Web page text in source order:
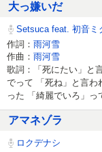
大っ嫌いだ
Setsuca feat. 初音ミ
作詞： 雨河雪
作曲： 雨河雪
歌詞：「死にたい」と
でって 「死ね」と言わ
った 「綺麗でいろ」っ
アマネゾラ
ロクデナシ